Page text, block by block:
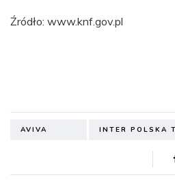
Źródło: www.knf.gov.pl
AVIVA INTER POLSKA